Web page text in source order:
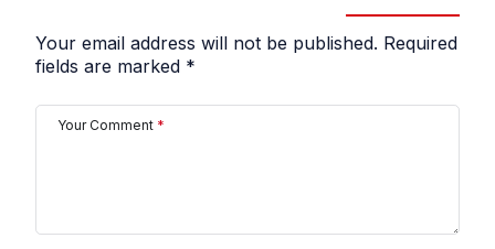
Your email address will not be published. Required
fields are marked *
Your Comment *